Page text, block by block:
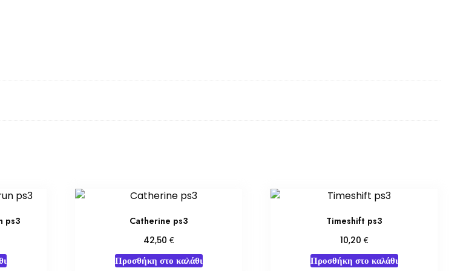
ps3 Catherine ps3
42,50 €
Προσθήκη στο καλάθι
Timeshift ps3
10,20 €
Προσθήκη στο καλάθι